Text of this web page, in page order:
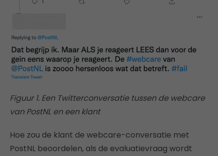
Figuur 1. Een Twitterconversatie tussen de webcare
van PostNL en een klant
Hoe zou de klant de webcare-conversatie met
PostNL beoordelen, als de evaluatievraag wordt